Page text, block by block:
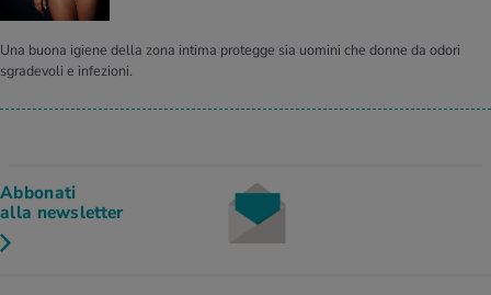
Una buona igiene della zona intima protegge sia uomini che donne da odori
sgradevoli e infezioni.
Abbonati
alla newsletter